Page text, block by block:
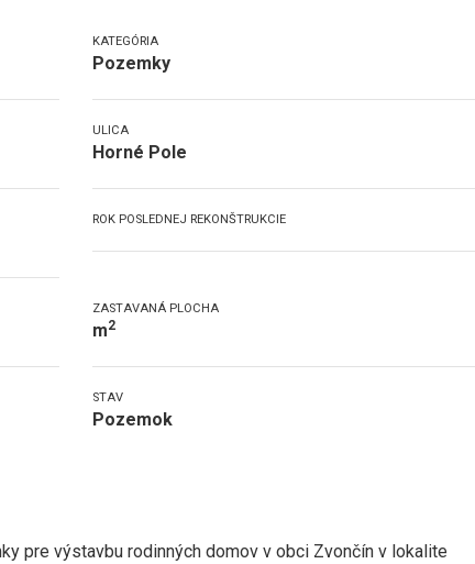
KATEGÓRIA
Pozemky
ULICA
Horné Pole
ROK POSLEDNEJ REKONŠTRUKCIE
ZASTAVANÁ PLOCHA
m2
STAV
Pozemok
pre výstavbu rodinných domov v obci Zvončín v lokalite